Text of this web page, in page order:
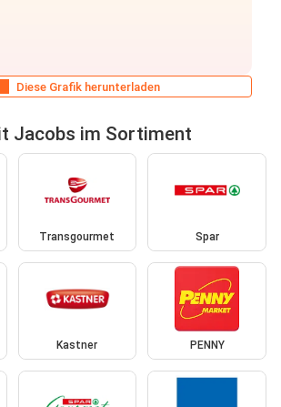
Diese Grafik herunterladen
Jacobs im Sortiment
Transgourmet Spar
Kastner PENNY